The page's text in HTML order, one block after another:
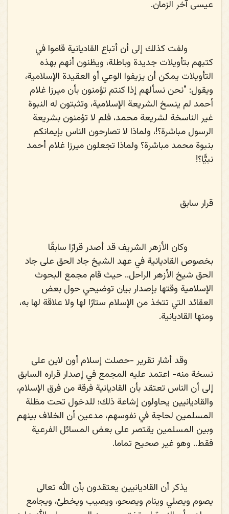
عيسى آخر الزمان.
ولفت كذلك إلى أن أتباع القاديانية قاموا في
كتبهم بتأويلات جديدة وباطلة، ويظنون أنهم بهذه
التأويلات يمكن أن يزيفوا الوعي أو العقيدة الإسلامية،
ويقول: "نحن نسألهم إذا كنتم تؤمنون بأن ميرزا غلام
أحمد لم ينسخ الشريعة الإسلامية، وتثبتون له النبوة
غير الناسخة لشريعة محمد، فلم لا تؤمنون بشريعة
الرسول مباشرة؟!، ولماذا لا تصارحون الناس بإيمانكم
بنبوة محمد مباشرة؟ ولماذا تجعلون ميرزا غلام أحمد
نبيًّا؟!
قرار سابق
وكان الأزهر الشريف قد أصدر قرارًا سابقًا
بخصوص القاديانية في عهد الشيخ جاد الحق على جاد
الحق شيخ الأزهر الراحل.. حيث قام مجمع البحوث
الإسلامية وقتها بإصدار بيان توضيحي حول بعض
العقائد التي تتخذ من الإسلام ستارًا لها ولا علاقة لها به،
ومنها القاديانية.
وقد أشار تقرير -حصلت إسلام أون لاين على
نسخة منه- اعتمد عليه المجمع في إصدار قراره السابق
إلى أن الناس تعتقد بأن القاديانية فرقة من فرق الإسلام،
والقاديانيين يحاولون إشاعة ذلك؛ للدخول تحت مظلة
المسلمين لحاجة في نفوسهم، مدعين أن الخلاف بينهم
وبين المسلمين يقتصر على بعض المسائل الفرعية
فقط.. وهو غير صحيح تماما.
يذكر أن القاديانيين يعتقدون بأن الله تعالى
يصوم ويصلي وينام ويصحو، ويصيب ويخطئ، ويجامع